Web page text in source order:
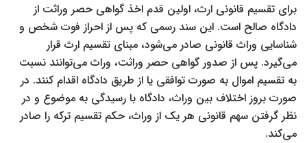
برای تقسیم قانونی ارث، اولین قدم اخذ گواهی حصر وراثت از
دادگاه صالح است. این سند رسمی که پس از احراز فوت شخص و
شناسایی وراث قانونی صادر می‌شود، مبنای تقسیم ارث قرار
می‌گیرد. پس از صدور گواهی حصر وراثت، وراث می‌توانند نسبت
به تقسیم اموال به صورت توافقی یا از طریق دادگاه اقدام کنند. در
صورت بروز اختلاف بین وراث، دادگاه با رسیدگی به موضوع و در
نظر گرفتن سهم قانونی هر یک از وراث، حکم تقسیم ترکه را صادر
می‌کند.